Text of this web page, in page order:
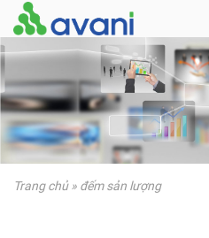
Trang chủ» đếm sản lượng